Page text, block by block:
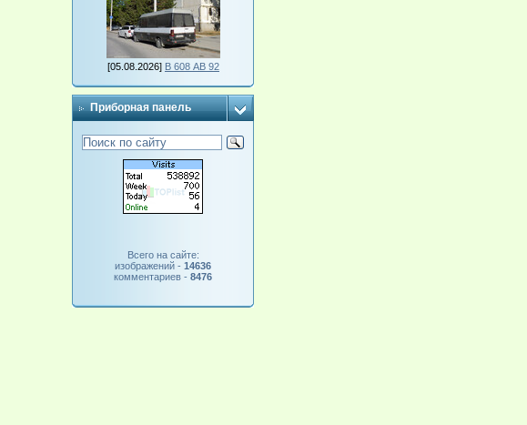
[05.08.2026] В 608 АВ 92
Приборная панель
Всего на сайте:
изображений -14636
комментариев -8476